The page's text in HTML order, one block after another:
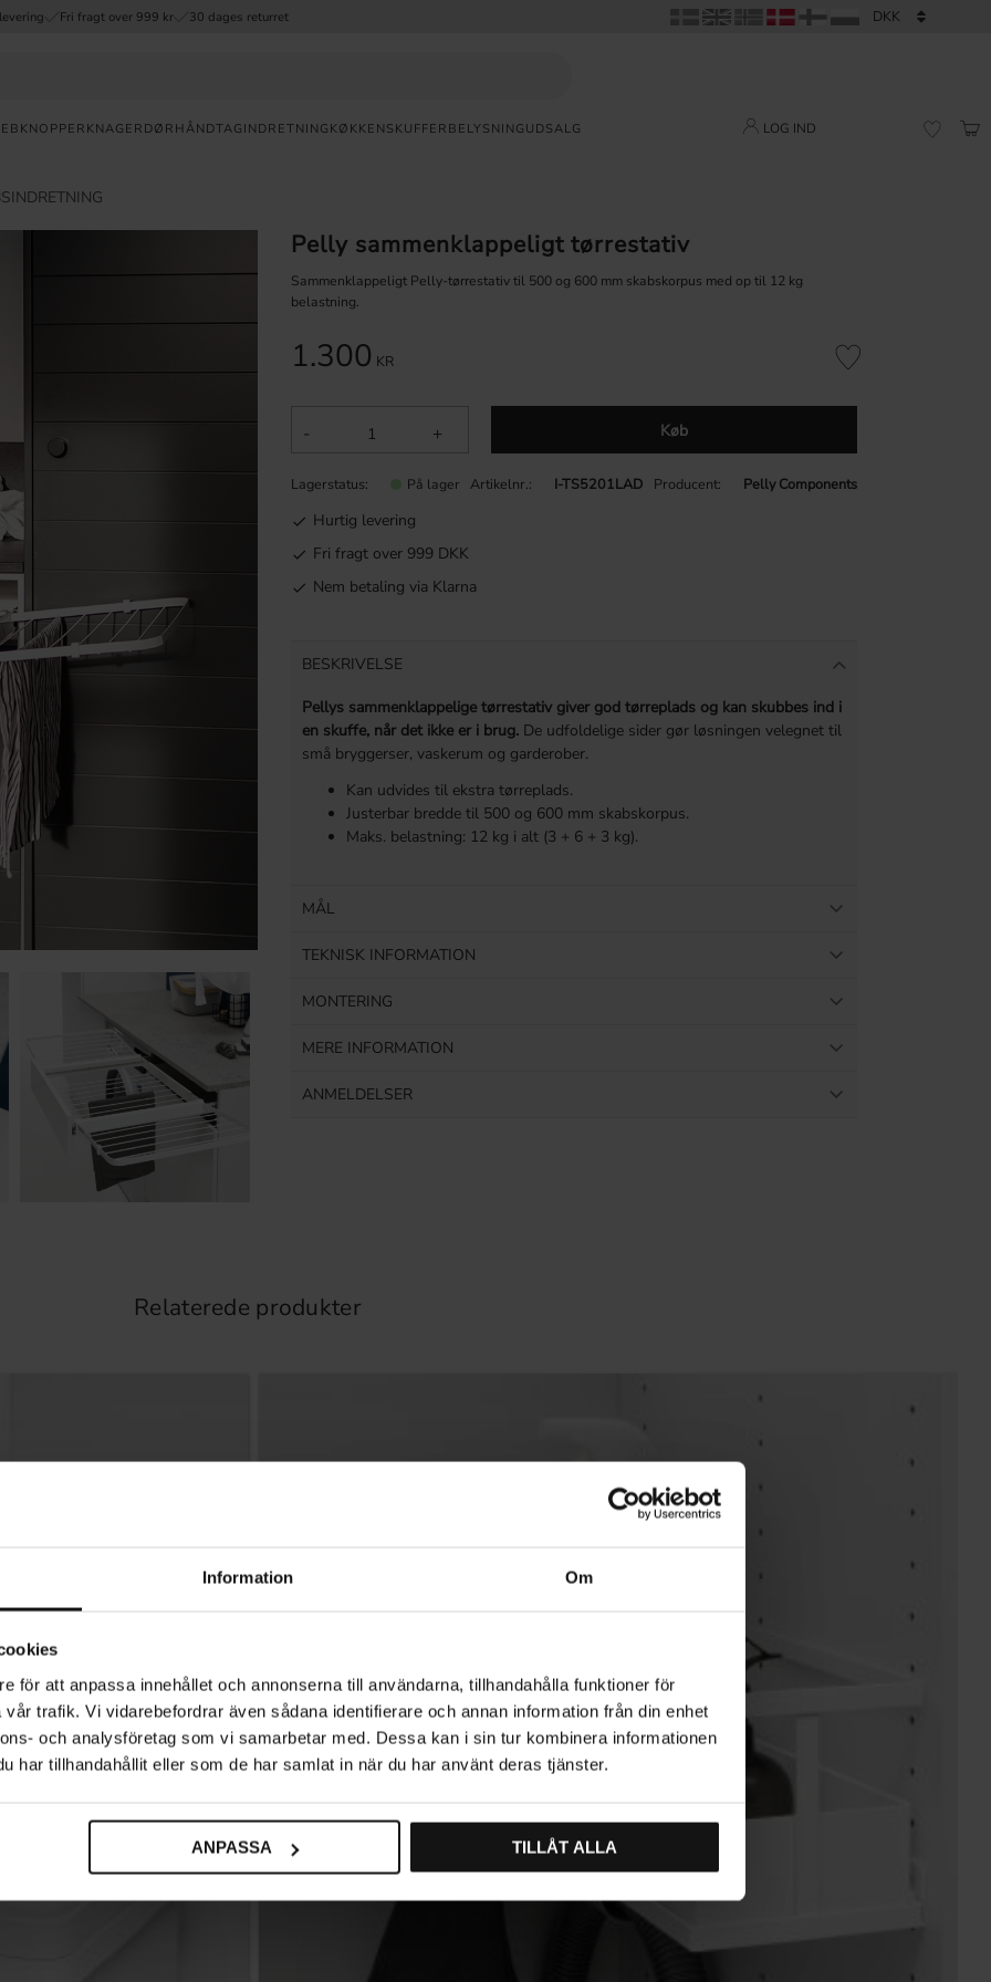
Information Om
för att anpassa innehållet och annonserna till användarna, tillhandahålla funktioner för
trafik. Vi vidarebefordrar även sådana identifierare och annan information från din enhet
och analysföretag som vi samarbetar med. Dessa kan i sin tur kombinera informationen
har tillhandahållit eller som de har samlat in när du har använt deras tjänster.
ANPASSA TILLÅT ALLA
Fri fragt over 999 kr 30 dages returret
KNOPPER KNAGER DØRHÅNDTAG INDRETNING KØKKENSKUFFER BELYSNING UDSALG LOG IND
Pelly sammenklappeligt tørrestativ
Sammenklappeligt Pelly-tørrestativ til 500 og 600 mm skabskorpus med op til 12 kg
belastning.
1.300 KR
+
- Køb
Gem som favorit
Lagerstatus På lager Artikelnr. I-TS5201LAD Producent Pelly Components
Hurtig levering
Fri fragt over 999 DKK
Nem betaling via Klarna
BESKRIVELSE
Pellys sammenklappelige tørrestativ giver god tørreplads og kan skubbes ind i
en skuffe, når det ikke er i brug.De udfoldelige sider gør løsningen velegnet til
små bryggerser, vaskerum og garderober.
Kan udvides til ekstra tørreplads.
Justerbar bredde til 500 og 600 mm skabskorpus.
Maks. belastning: 12 kg i alt (3 + 6 + 3 kg).
MÅL
TEKNISK INFORMATION
MONTERING
MERE INFORMATION
ANMELDELSER
Relaterede produkter
HURTIG
LEVERING
ÅBENT
FRAGT
DKK